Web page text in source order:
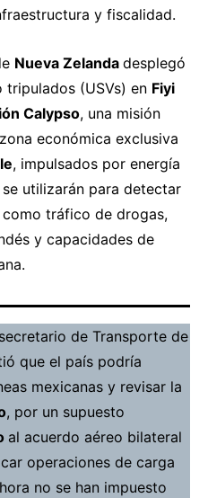
y fiscalidad.
Nueva Zelanda desplegó
(USVs) en Fiyi
Calypso, una misión
económica exclusiva
, impulsados por energía
utilizarán para detectar
tráfico de drogas,
y capacidades de
de Transporte de
que el país podría
mexicanas y revisar la
, por un supuesto
al acuerdo aéreo bilateral
operaciones de carga
no se han impuesto